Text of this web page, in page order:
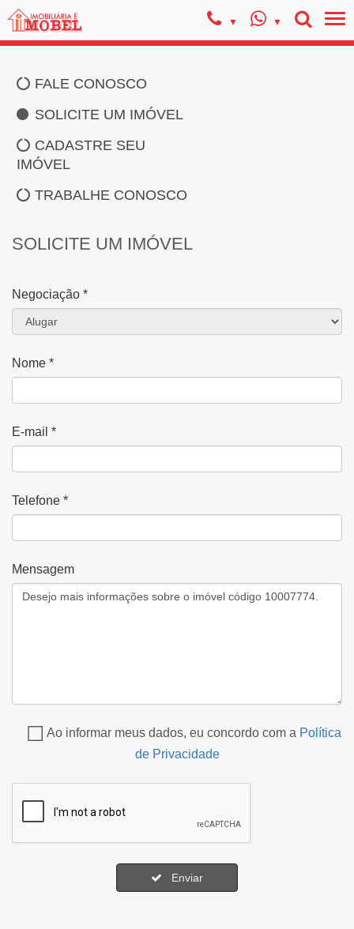
FALE CONOSCO
SOLICITE UM IMÓVEL
CADASTRE SEU
IMÓVEL
TRABALHE CONOSCO
SOLICITE UM IMÓVEL
Negociação *
Nome *
E-mail *
Telefone *
Mensagem
Ao informar meus dados, eu concordo com a Política
de Privacidade
Enviar